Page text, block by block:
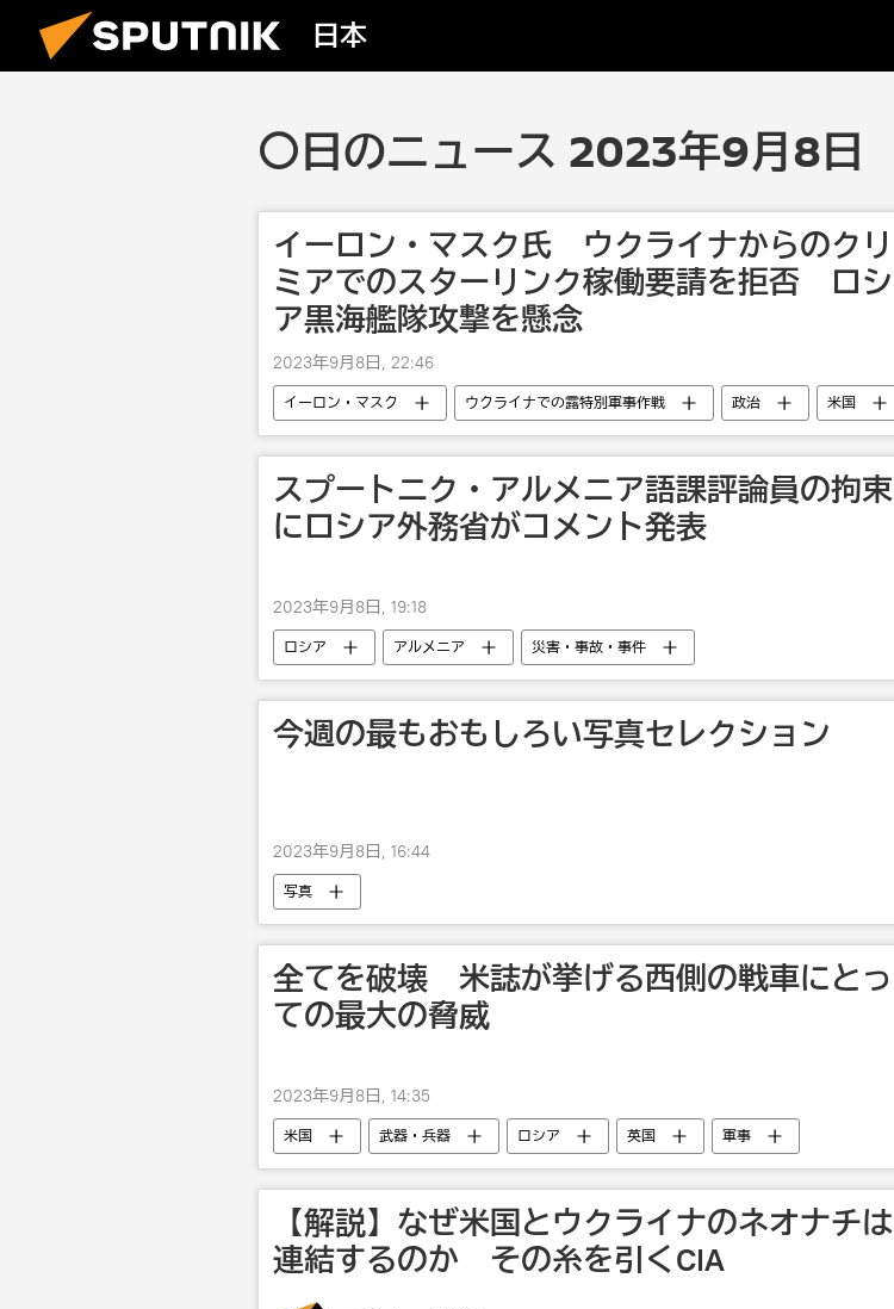
日本
〇日のニュース 2023年9月8日
イーロン・マスク氏 ウクライナからのクリ
ミアでのスターリンク稼働要請を拒否 ロシ
ア黒海艦隊攻撃を懸念
2023年9月8日, 22:46
イーロン・マスク ウクライナでの露特別軍事作戦 政治 米国
スプートニク・アルメニア語課評論員の拘束
にロシア外務省がコメント発表
2023年9月8日, 19:18
ロシア アルメニア 災害・事故・事件
今週の最もおもしろい写真セレクション
2023年9月8日, 16:44
写真
全てを破壊 米誌が挙げる西側の戦車にとっ
ての最大の脅威
2023年9月8日, 14:35
米国 武器・兵器 ロシア 英国
軍事
ウクライナでの露特別軍事作戦
【解説】なぜ米国とウクライナのネオナチは
連結するのか その糸を引くCIA